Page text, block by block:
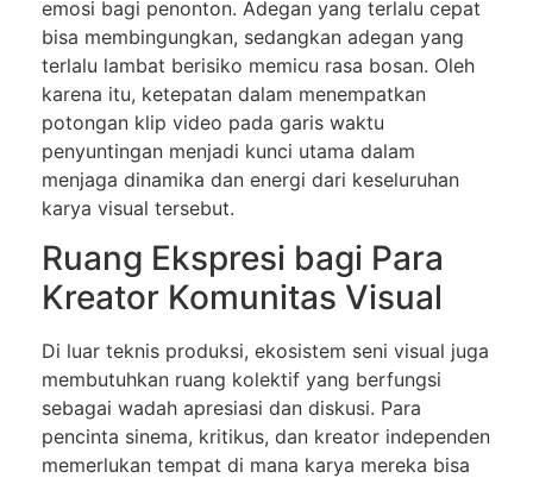
emosi bagi penonton. Adegan yang terlalu cepat
bisa membingungkan, sedangkan adegan yang
terlalu lambat berisiko memicu rasa bosan. Oleh
karena itu, ketepatan dalam menempatkan
potongan klip video pada garis waktu
penyuntingan menjadi kunci utama dalam
menjaga dinamika dan energi dari keseluruhan
karya visual tersebut.
Ruang Ekspresi bagi Para
Kreator Komunitas Visual
Di luar teknis produksi, ekosistem seni visual juga
membutuhkan ruang kolektif yang berfungsi
sebagai wadah apresiasi dan diskusi. Para
pencinta sinema, kritikus, dan kreator independen
memerlukan tempat di mana karya mereka bisa